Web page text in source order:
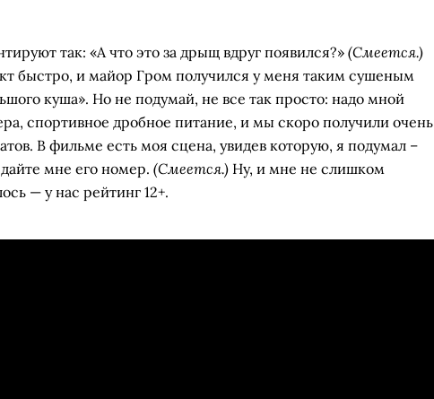
так: «А что это за дрыщ вдруг появился?» (Смеется.)
быстро, и майор Гром получился у меня таким сушеным
куша». Но не подумай, не все так просто: надо мной
спортивное дробное питание, и мы скоро получили очень
В фильме есть моя сцена, увидев которую, я подумал –
мне его номер. (Смеется.) Ну, и мне не слишком
— у нас рейтинг 12+.